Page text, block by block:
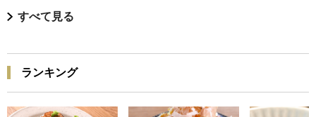
すべて見る
ランキング